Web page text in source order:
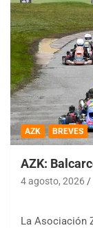
AZK BREVES
AZK:
4 agosto, 2026
La Asociación